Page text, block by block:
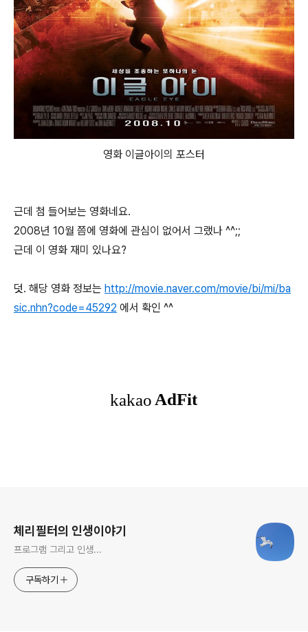
영화 이글아이의 포스터
근데 첨 들어보는 영화네요.
2008년 10월 쯤에 영화에 관심이 없어서 그랬나 ^^;;
근데 이 영화 재미 있나요?
덧. 해당 영화 정보는 http://movie.naver.com/movie/bi/mi/ba
sic.nhn?code=45292 에서 확인 ^^
체리필터의 인생이야기
프로그램 그리고 인생...
구독하기